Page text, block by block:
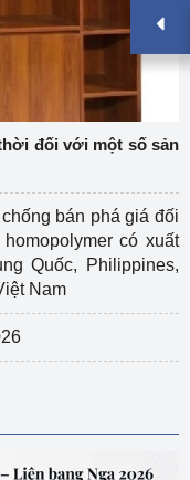
đối với một số sản
bán phá giá đối
có xuất
Quốc, Philippines,
Nam